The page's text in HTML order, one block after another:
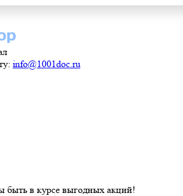
info@1001doc.ru
быть в курсе выгодных акций!